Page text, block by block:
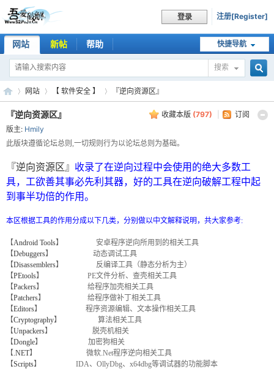
登录 注册[Register]
快捷导航
网站 新帖 帮助
搜索
吾 »
网站
›
【 软件安全 】
›
『逆向资源区』
收藏本版 (797) 订阅
『逆向资源区』
版主: Hmily
此版块遵循论坛总则,一切规则行为以论坛总则为基础。
『逆向资源区』 收录了在逆向过程中会使用的绝大多数工
具，工欲善其事必先利其器，好的工具在逆向破解工程中起
到事半功倍的作用。
本区根据工具的作用分成以下几类，分别做以中文解释说明，共大家参考:
【Android Tools】 安卓程序逆向所用到的相关工具
【Debuggers】 动态调试工具
【Disassemblers】 反编译工具（静态分析为主）
【PEtools】 PE文件分析、查壳相关工具
【Packers】 给程序加壳相关工具
【Patchers】 给程序做补丁相关工具
【Editors】 程序资源编辑、文本操作相关工具
【Cryptography】 算法相关工具
【Unpackers】 脱壳机相关
【Dongle】 加密狗相关
【.NET】 微软.Net程序逆向相关工具
【Scripts】 IDA、OllyDbg、x64dbg等调试器的功能脚本